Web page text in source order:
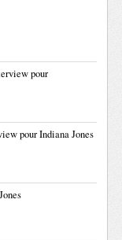
pour
pour Indiana Jones